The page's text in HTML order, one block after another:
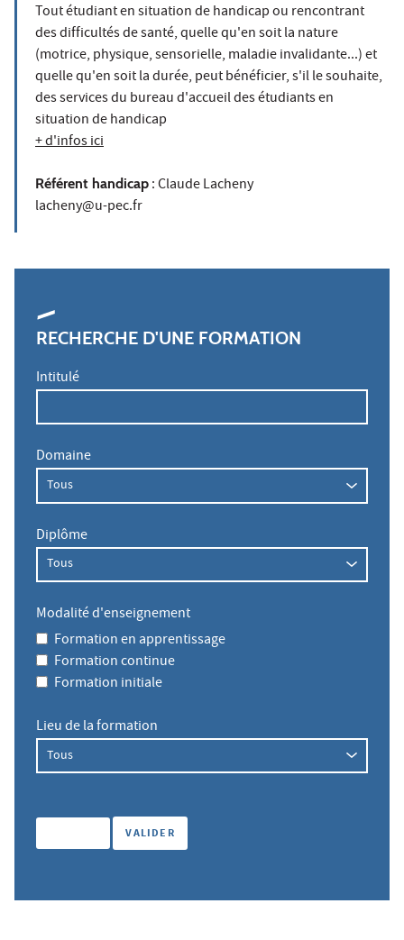
Tout étudiant en situation de handicap ou rencontrant
des difficultés de santé, quelle qu'en soit la nature
(motrice, physique, sensorielle, maladie invalidante...) et
quelle qu'en soit la durée, peut bénéficier, s'il le souhaite,
des services du bureau d'accueil des étudiants en
situation de handicap
+ d'infos ici
Référent handicap : Claude Lacheny
lacheny@u-pec.fr
RECHERCHE D'UNE FORMATION
Intitulé
Domaine
Diplôme
Modalité d'enseignement
Formation en apprentissage
Formation continue
Formation initiale
Lieu de la formation